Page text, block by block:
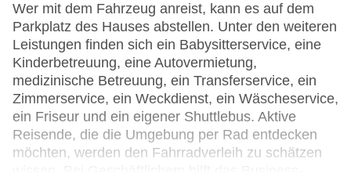
Wer mit dem Fahrzeug anreist, kann es auf dem
Parkplatz des Hauses abstellen. Unter den weiteren
Leistungen finden sich ein Babysitterservice, eine
Kinderbetreuung, eine Autovermietung,
medizinische Betreuung, ein Transferservice, ein
Zimmerservice, ein Weckdienst, ein Wäscheservice,
ein Friseur und ein eigener Shuttlebus. Aktive
Reisende, die die Umgebung per Rad entdecken
möchten, werden den Fahrradverleih zu schätzen